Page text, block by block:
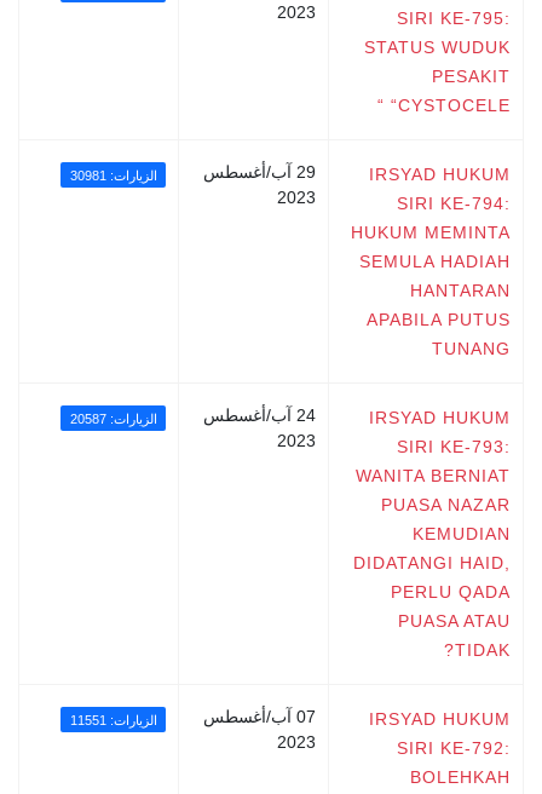
SIRI KE-795:
STATUS WUDUK
PESAKIT
“CYSTOCELE “
2023
IRSYAD HUKUM
SIRI KE-794:
HUKUM MEMINTA
SEMULA HADIAH
HANTARAN
APABILA PUTUS
TUNANG
29 آب/أغسطس
2023
الزيارات: 30981
IRSYAD HUKUM
SIRI KE-793:
WANITA BERNIAT
PUASA NAZAR
KEMUDIAN
DIDATANGI HAID,
PERLU QADA
PUASA ATAU
TIDAK?
24 آب/أغسطس
2023
الزيارات: 20587
IRSYAD HUKUM
SIRI KE-792:
BOLEHKAH
07 آب/أغسطس
2023
الزيارات: 11551